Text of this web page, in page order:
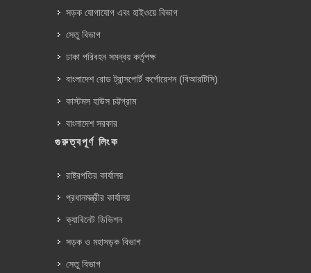
সড়ক যোগাযোগ এবং হাইওয়ে বিভাগ
সেতু বিভাগ
ঢাকা পরিবহন সমন্বয় কর্তৃপক্ষ
বাংলাদেশ রোড ট্রান্সপোর্ট কর্পোরেশন (বিআরটিসি)
কাস্টমস হাউস চট্টগ্রাম
বাংলাদেশ সরকার
গুরুত্বপূর্ণ লিংক
রাষ্ট্রপতির কার্যালয়
প্রধানমন্ত্রীর কার্যালয়
ক্যাবিনেট ডিভিশন
সড়ক ও মহাসড়ক বিভাগ
সেতু বিভাগ